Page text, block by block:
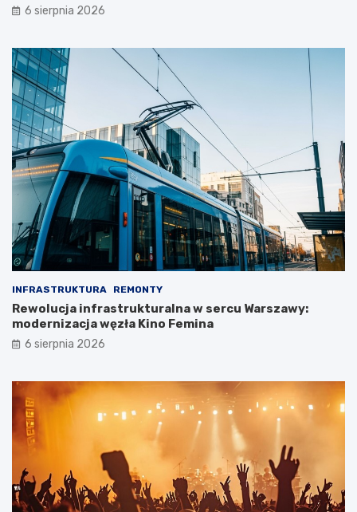
6 sierpnia 2026
INFRASTRUKTURA REMONTY
Rewolucja infrastrukturalna w sercu Warszawy:
modernizacja węzła Kino Femina
6 sierpnia 2026